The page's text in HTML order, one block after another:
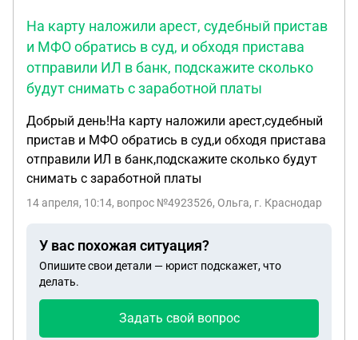
На карту наложили арест, судебный пристав
и МФО обратись в суд, и обходя пристава
отправили ИЛ в банк, подскажите сколько
будут снимать с заработной платы
Добрый день!На карту наложили арест,судебный
пристав и МФО обратись в суд,и обходя пристава
отправили ИЛ в банк,подскажите сколько будут
снимать с заработной платы
14 апреля, 10:14, вопрос №4923526, Ольга, г. Краснодар
У вас похожая ситуация?
Опишите свои детали — юрист подскажет, что
делать.
Задать свой вопрос